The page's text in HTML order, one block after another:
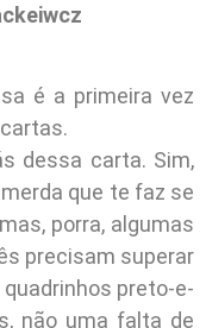
é a primeira vez
dessa carta. Sim,
que te faz se
porra, algumas
precisam superar
preto-e-
não uma falta de